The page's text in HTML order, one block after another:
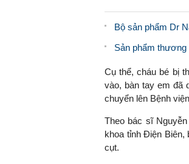
Bộ sản phẩm Dr
Sản phẩm thương
Cụ thể, cháu bé bị
vào, bàn tay em đã
chuyển lên Bệnh
Theo bác sĩ
khoa tỉnh Điện Biên,
cụt.